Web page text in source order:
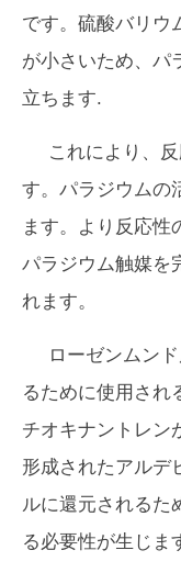
です。硫酸バリウ
が小さいため、パ
立ちます.
これにより、
す。パラジウムの
ます。より反応性
パラジウム触媒を
れます。
ローゼンムン
るために使用され
チオキナントレン
形成されたアルデ
ルに還元されるた
る必要性が生じま